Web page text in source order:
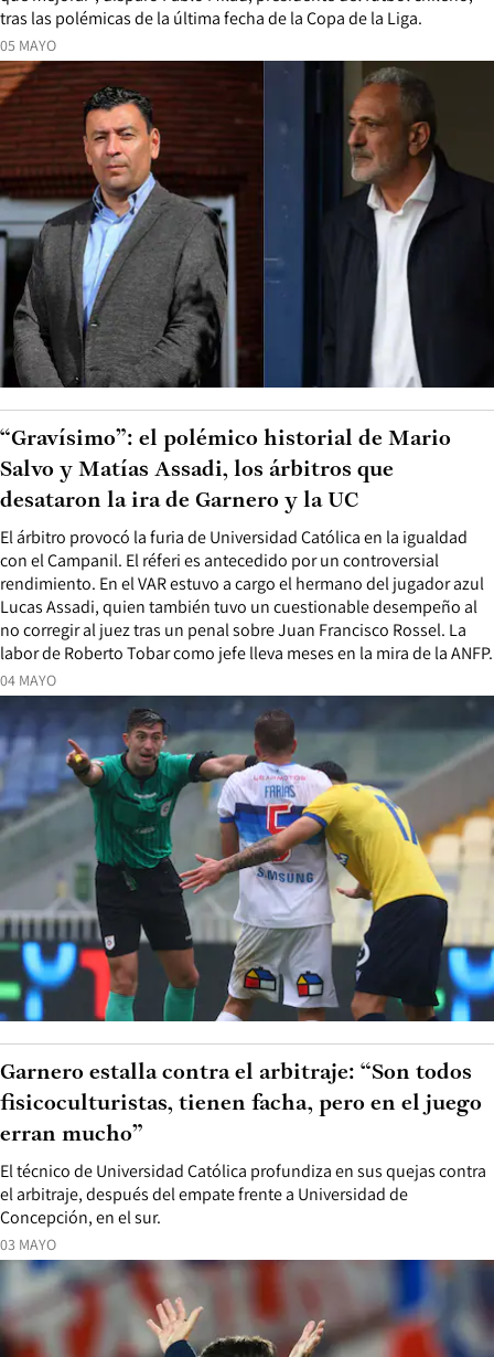
05 MAYO
tras las polémicas de la última fecha de la Copa de la Liga.
04 MAYO
El árbitro provocó la furia de Universidad Católica en la igualdad
con el Campanil. El réferi es antecedido por un controversial
rendimiento. En el VAR estuvo a cargo el hermano del jugador azul
Lucas Assadi, quien también tuvo un cuestionable desempeño al
no corregir al juez tras un penal sobre Juan Francisco Rossel. La
labor de Roberto Tobar como jefe lleva meses en la mira de la ANFP.
“Gravísimo”: el polémico historial de Mario
Salvo y Matías Assadi, los árbitros que
desataron la ira de Garnero y la UC
03 MAYO
El técnico de Universidad Católica profundiza en sus quejas contra
el arbitraje, después del empate frente a Universidad de
Concepción, en el sur.
Garnero estalla contra el arbitraje: “Son todos
fisicoculturistas, tienen facha, pero en el juego
erran mucho”